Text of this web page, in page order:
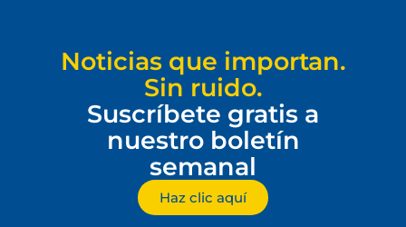
Noticias que importan.
Sin ruido.
Suscríbete gratis a
nuestro boletín
semanal
Haz clic aquí